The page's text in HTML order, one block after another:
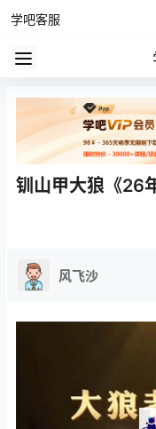
学吧客服
钏山甲大狼《26
风飞沙